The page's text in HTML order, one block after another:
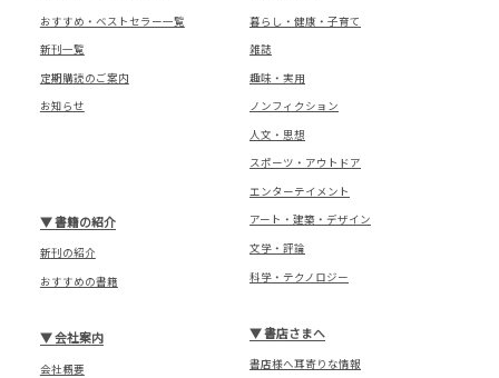
おすすめ・ベストセラー一覧
新刊一覧
定期購読のご案内
お知らせ
暮らし・健康・子育て
雑誌
趣味・実用
ノンフィクション
人文・思想
スポーツ・アウトドア
エンターテイメント
アート・建築・デザイン
文学・評論
科学・テクノロジー
▼書籍の紹介
新刊の紹介
おすすめの書籍
▼書店さまへ
書店様へ耳寄りな情報
▼会社案内
会社概要